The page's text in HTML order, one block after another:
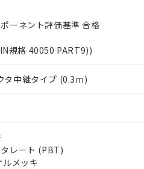
ーネント評価基準 合格
規格 40050 PART9))
タ中継タイプ (0.3m)
レート (PBT)
メッキ